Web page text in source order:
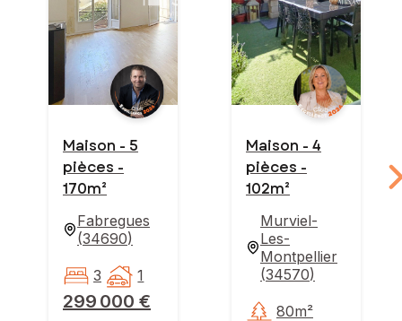
Maison - 5
pièces -
170m²
Fabregues
(34690)
299 000 €
3 1
Maison - 4
pièces -
102m²
Murviel-
Les-
Montpellier
(34570)
80m²